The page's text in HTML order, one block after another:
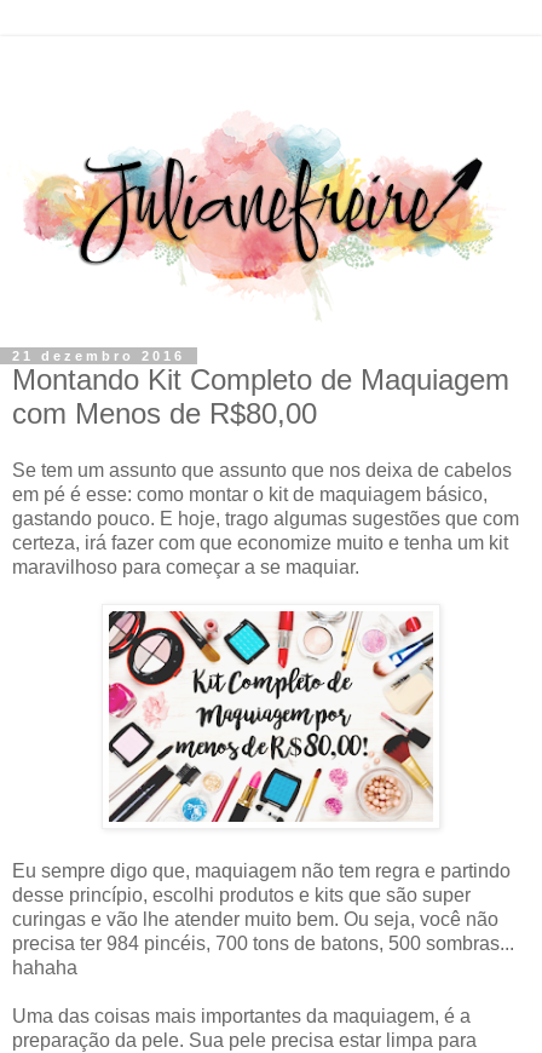
21 dezembro 2016
Montando Kit Completo de Maquiagem
com Menos de R$80,00
Se tem um assunto que assunto que nos deixa de cabelos
em pé é esse: como montar o kit de maquiagem básico,
gastando pouco. E hoje, trago algumas sugestões que com
certeza, irá fazer com que economize muito e tenha um kit
maravilhoso para começar a se maquiar.
Eu sempre digo que, maquiagem não tem regra e partindo
desse princípio, escolhi produtos e kits que são super
curingas e vão lhe atender muito bem. Ou seja, você não
precisa ter 984 pincéis, 700 tons de batons, 500 sombras...
hahaha
Uma das coisas mais importantes da maquiagem, é a
preparação da pele. Sua pele precisa estar limpa para